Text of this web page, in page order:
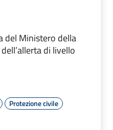
del Ministero della
di livello
Protezione civile